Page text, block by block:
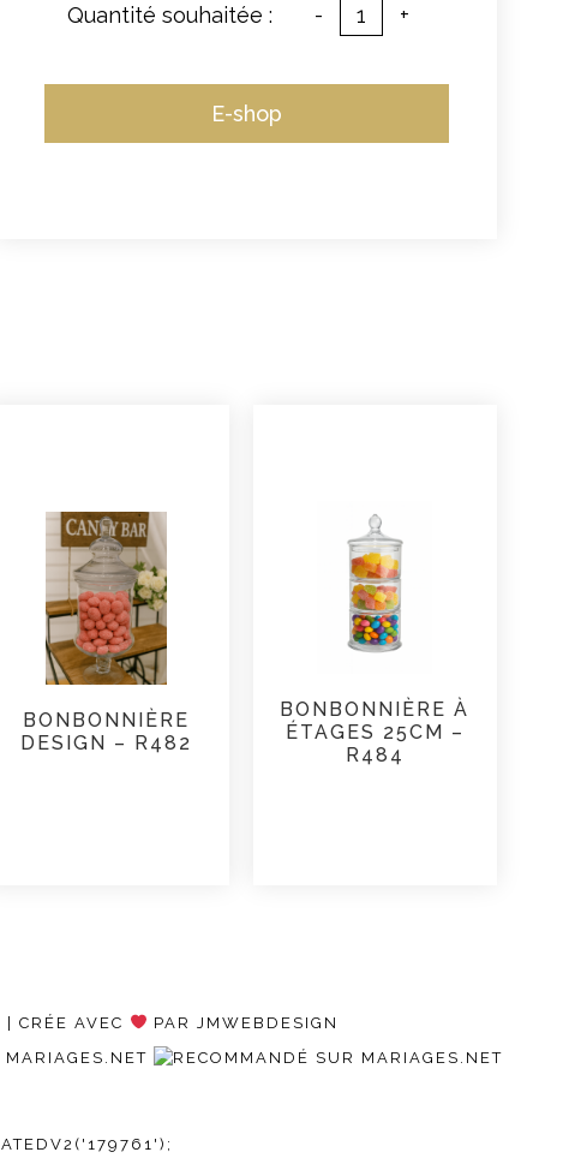
Quantité souhaitée : - +
E-shop
BONBONNIÈRE
DESIGN – R482
BONBONNIÈRE À
ÉTAGES 25CM –
R484
| CRÉE AVEC PAR JMWEBDESIGN